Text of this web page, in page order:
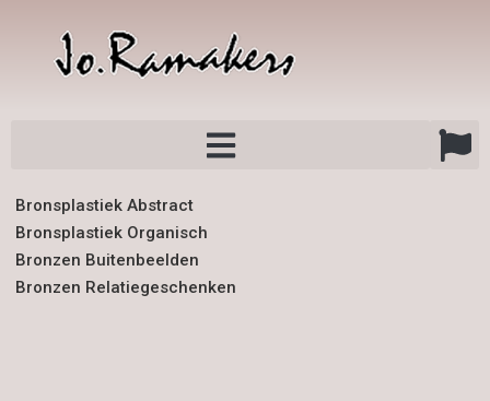
Bronsplastiek Abstract
Bronsplastiek Organisch
Bronzen Buitenbeelden
Bronzen Relatiegeschenken